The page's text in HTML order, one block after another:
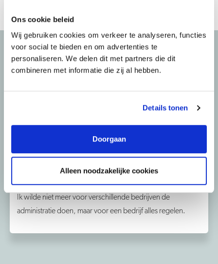
Ons cookie beleid
Wij gebruiken cookies om verkeer te analyseren, functies
voor social te bieden en om advertenties te
personaliseren. We delen dit met partners die dit
combineren met informatie die zij al hebben.
Details tonen
Doorgaan
Alleen noodzakelijke cookies
Waarom werken bij
Adviesbureau BV
Administrateur
Ik wilde niet meer voor verschillende bedrijven de
administratie doen, maar voor een bedrijf alles regelen.